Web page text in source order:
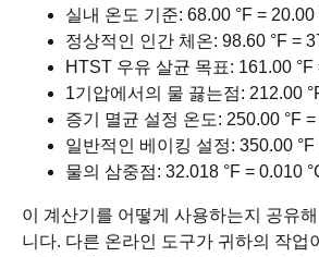
실내 온도 기준: 68.00 °F = 20.00
정상적인 인간 체온: 98.60 °F =
HTST 우유 살균 목표: 161.00 °F
1기압에서의 물 끓는점: 212.00
증기 멸균 설정 온도: 250.00 °F =
일반적인 베이킹 설정: 350.00 °F
물의 삼중점: 32.018 °F = 0.010
이 계산기를 어떻게 사용하는지 공유
니다. 다른 온라인 도구가 귀하의 작업